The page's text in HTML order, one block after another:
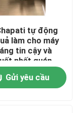
tự động
làm cho máy
tin cậy và
nhất quán
Gửi yêu cầu